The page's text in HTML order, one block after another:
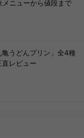
ニューから値段まで
亀うどんプリン」全4種
レビュー